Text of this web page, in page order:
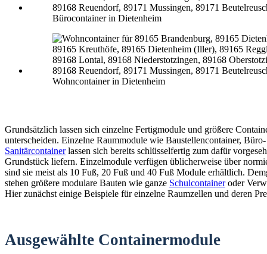
Bürocontainer in Dietenheim
Wohncontainer in Dietenheim
Grundsätzlich lassen sich einzelne Fertigmodule und größere
unterscheiden. Einzelne Raummodule wie Baustellencontainer,
Sanitärcontainerlassen sich bereits schlüsselfertig zum dafür
Grundstück liefern. Einzelmodule verfügen üblicherweise über
sind sie meist als 10 Fuß, 20 Fuß und 40 Fuß Module erhältlich.
stehen größere modulare Bauten wie ganze Schulcontaineroder
Hier zunächst einige Beispiele für einzelne Raumzellen und deren
Ausgewählte Containermodule